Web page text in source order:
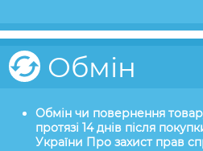
Обмін
Обмін чи повернення
протязі 14 днів після
України Про захист прав